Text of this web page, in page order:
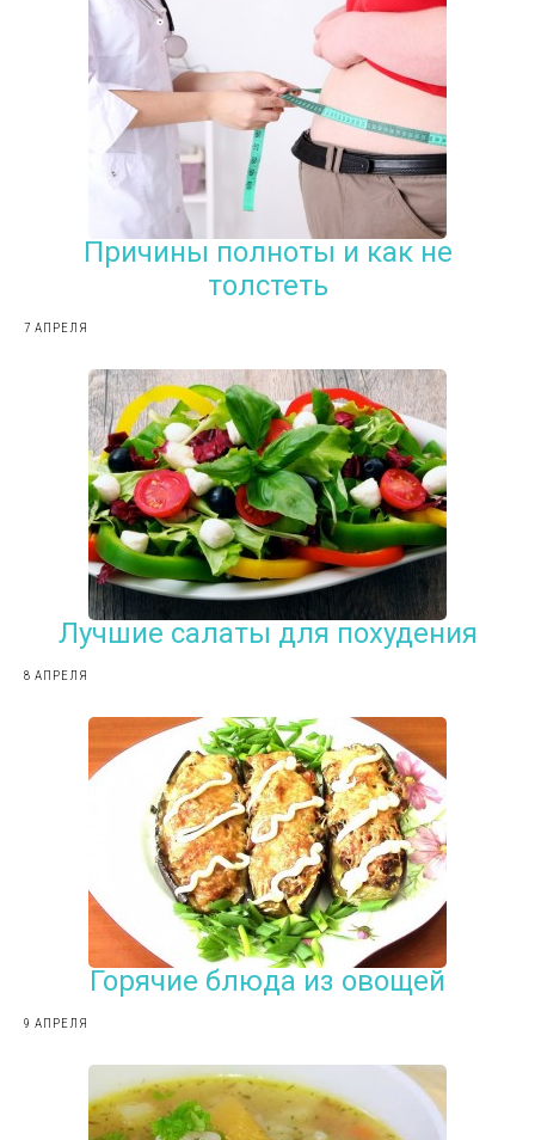
Причины полноты и как не
толстеть
7 АПРЕЛЯ
Лучшие салаты для похудения
8 АПРЕЛЯ
Горячие блюда из овощей
9 АПРЕЛЯ